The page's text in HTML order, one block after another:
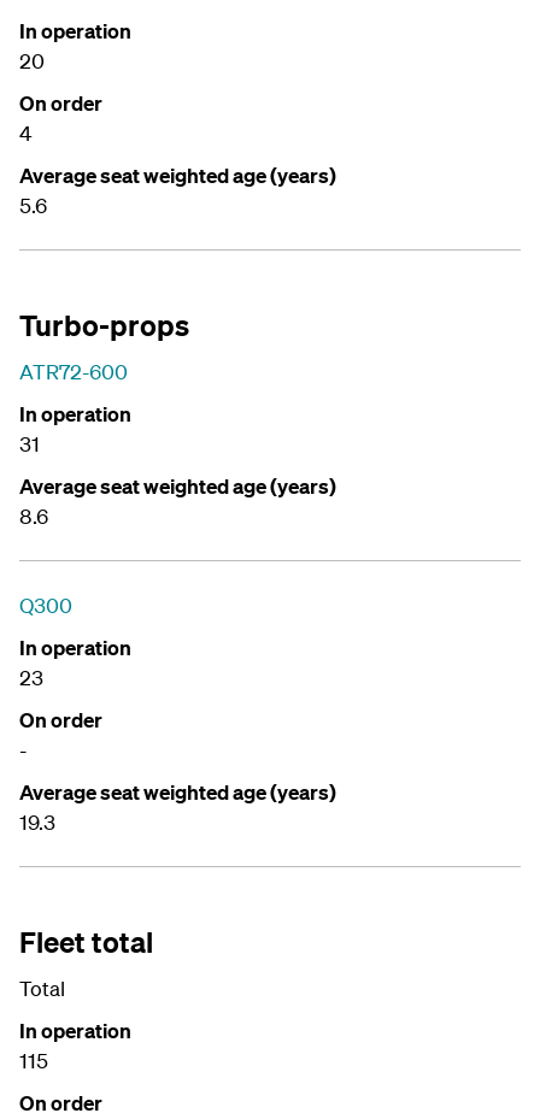
In operation
20
On order
4
Average seat weighted age (years)
5.6
Turbo-props
ATR72-600
In operation
31
Average seat weighted age (years)
8.6
Q300
In operation
23
On order
-
Average seat weighted age (years)
19.3
Fleet total
Total
In operation
115
On order